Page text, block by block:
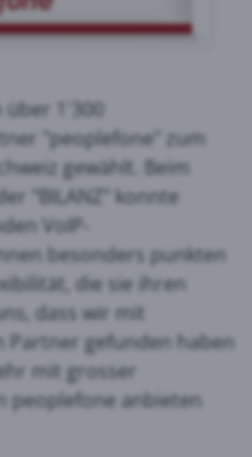
1'300
"peoplefone" zum
gewählt. Beim
"BILANZ" konnte
VoIP-
besonders punkten
die sie ihren
dass wir mit
Partner gefunden haben
mit grosser
peoplefone anbieten